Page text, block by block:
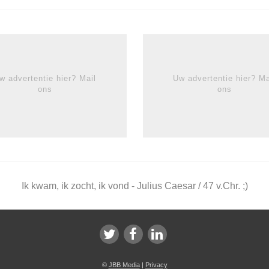
advertentie hier? Mail
ons
Uw advertentie hier?
ons
Ik kwam, ik zocht, ik vond - Julius Caesar / 47 v.Chr. ;)
© JBB Media| Privacy